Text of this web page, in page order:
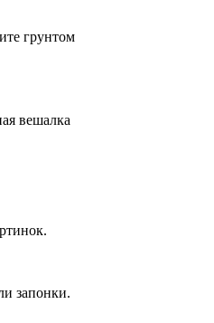
грунтом
вешалка
запонки.